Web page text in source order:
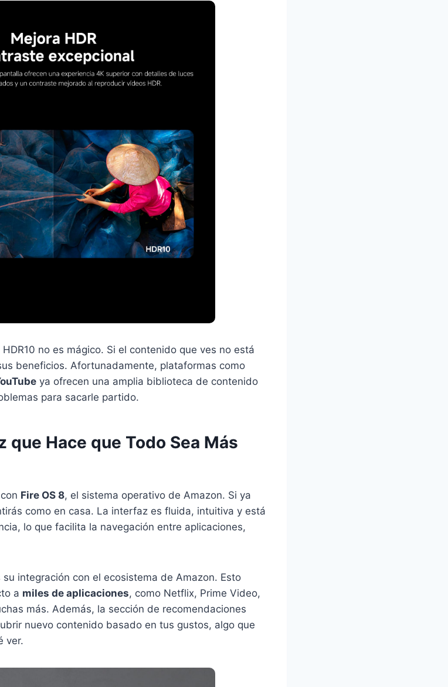
no es mágico. Si el contenido que ves no está
beneficios. Afortunadamente, plataformas como
ya ofrecen una amplia biblioteca de contenido
para sacarle partido.
que Hace que Todo Sea Más
Fire OS 8, el sistema operativo de Amazon. Si ya
como en casa. La interfaz es fluida, intuitiva y está
lo que facilita la navegación entre aplicaciones,
integración con el ecosistema de Amazon. Esto
a miles de aplicaciones, como Netflix, Prime Video,
más. Además, la sección de recomendaciones
nuevo contenido basado en tus gustos, algo que
ver.